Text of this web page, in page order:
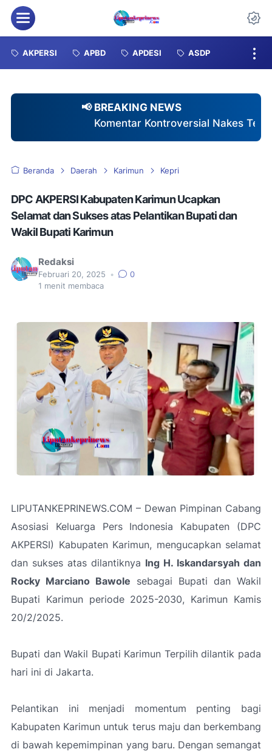
Menu
AKPERSI APBD APDESI ASDP
📢 BREAKING NEWS
Kontroversial Nakes Terhadap Pasien BPJS:
Beranda Daerah Karimun Kepri
DPC AKPERSI Kabupaten Karimun Ucapkan
Selamat dan Sukses atas Pelantikan Bupati dan
Wakil Bupati Karimun
Redaksi
Februari 20, 2025 •
0
1 menit membaca
LIPUTANKEPRINEWS.COM – Dewan Pimpinan Cabang
Asosiasi Keluarga Pers Indonesia Kabupaten (DPC
AKPERSI) Kabupaten Karimun, mengucapkan selamat
dan sukses atas dilantiknya Ing H. Iskandarsyah dan
Rocky Marciano Bawole sebagai Bupati dan Wakil
Bupati Karimun periode 2025-2030, Karimun Kamis
20/2/2025.
Bupati dan Wakil Bupati Karimun Terpilih dilantik pada
hari ini di Jakarta.
Pelantikan ini menjadi momentum penting bagi
Kabupaten Karimun untuk terus maju dan berkembang
di bawah kepemimpinan yang baru. Dengan semangat